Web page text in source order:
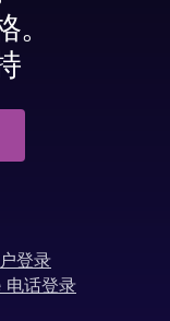
登录
话登录